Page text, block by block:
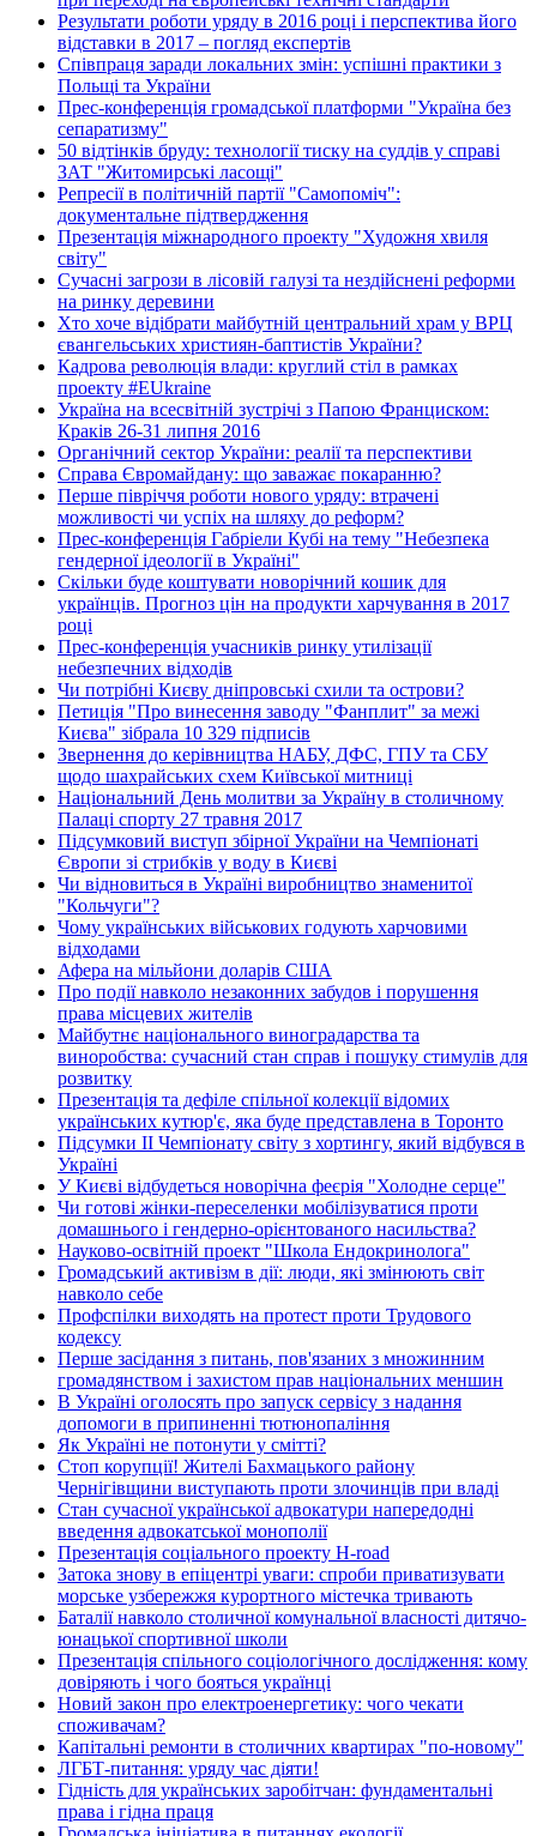
Результати роботи уряду в 2016 році і перспектива його
відставки в 2017 – погляд експертів
Співпраця заради локальних змін: успішні практики з
Польщі та України
Прес-конференція громадської платформи "Україна без
сепаратизму"
50 відтінків бруду: технології тиску на суддів у справі
ЗАТ "Житомирські ласощі"
Репресії в політичній партії "Самопоміч":
документальне підтвердження
Презентація міжнародного проекту "Художня хвиля
світу"
Сучасні загрози в лісовій галузі та нездійснені реформи
на ринку деревини
Хто хоче відібрати майбутній центральний храм у ВРЦ
євангельських християн-баптистів України?
Кадрова революція влади: круглий стіл в рамках
проекту #EUkraine
Україна на всесвітній зустрічі з Папою Франциском:
Краків 26-31 липня 2016
Органічний сектор України: реалії та перспективи
Справа Євромайдану: що заважає покаранню?
Перше півріччя роботи нового уряду: втрачені
можливості чи успіх на шляху до реформ?
Прес-конференція Габріели Кубі на тему "Небезпека
гендерної ідеології в Україні"
Скільки буде коштувати новорічний кошик для
українців. Прогноз цін на продукти харчування в 2017
році
Прес-конференція учасників ринку утилізації
небезпечних відходів
Чи потрібні Києву дніпровські схили та острови?
Петиція "Про винесення заводу "Фанплит" за межі
Києва" зібрала 10 329 підписів
Звернення до керівництва НАБУ, ДФС, ГПУ та СБУ
щодо шахрайських схем Київської митниці
Національний День молитви за Україну в столичному
Палаці спорту 27 травня 2017
Підсумковий виступ збірної України на Чемпіонаті
Європи зі стрибків у воду в Києві
Чи відновиться в Україні виробництво знаменитої
"Кольчуги"?
Чому українських військових годують харчовими
відходами
Афера на мільйони доларів США
Про події навколо незаконних забудов і порушення
права місцевих жителів
Майбутнє національного виноградарства та
виноробства: сучасний стан справ і пошуку стимулів для
розвитку
Презентація та дефіле спільної колекції відомих
українських кутюр'є, яка буде представлена в Торонто
Підсумки ІІ Чемпіонату світу з хортингу, який відбувся в
Україні
У Києві відбудеться новорічна феєрія "Холодне серце"
Чи готові жінки-переселенки мобілізуватися проти
домашнього і гендерно-орієнтованого насильства?
Науково-освітній проект "Школа Ендокринолога"
Громадський активізм в дії: люди, які змінюють світ
навколо себе
Профспілки виходять на протест проти Трудового
кодексу
Перше засідання з питань, пов'язаних з множинним
громадянством і захистом прав національних меншин
В Україні оголосять про запуск сервісу з надання
допомоги в припиненні тютюнопаління
Як Україні не потонути у смітті?
Стоп корупції! Жителі Бахмацького району
Чернігівщини виступають проти злочинців при владі
Стан сучасної української адвокатури напередодні
введення адвокатської монополії
Презентація соціального проекту H-road
Затока знову в епіцентрі уваги: спроби приватизувати
морське узбережжя курортного містечка тривають
Баталії навколо столичної комунальної власності дитячо-
юнацької спортивної школи
Презентація спільного соціологічного дослідження: кому
довіряють і чого бояться українці
Новий закон про електроенергетику: чого чекати
споживачам?
Капітальні ремонти в столичних квартирах "по-новому"
ЛГБТ-питання: уряду час діяти!
Гідність для українських заробітчан: фундаментальні
права і гідна праця